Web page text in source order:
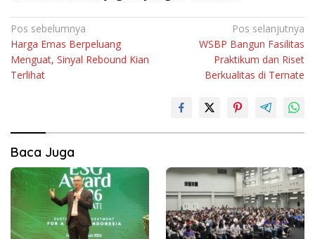
Navigasi
pos
Pos sebelumnya
Harga Emas Berpeluang
Menguat, Sinyal Rebound Kian
Terlihat
Pos selanjutnya
WSBP Bangun Fasilitas
Praktikum dan Riset
Berkualitas di Ternate
Baca Juga